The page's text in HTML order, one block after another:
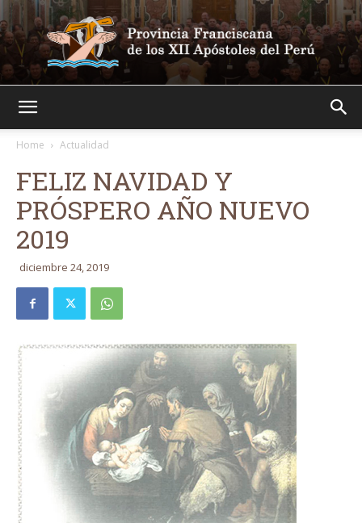
Home
Actualidad
FELIZ NAVIDAD Y
PRÓSPERO AÑO NUEVO
2019
diciembre 24, 2019